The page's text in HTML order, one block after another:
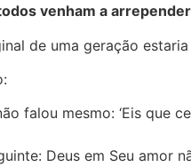
venham a
de uma geração
falou mesmo: ‘Eis que
Deus em Seu amor